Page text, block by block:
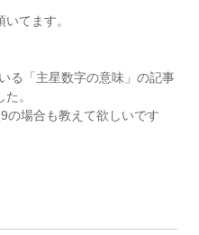
てます。
る「主星数字の意味」の記事
。
の場合も教えて欲しいです